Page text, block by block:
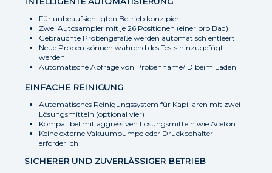
Für unbeaufsichtigten Betrieb konzipiert
Zwei Autosampler mit je 26 Positionen (einer pro Bad)
Gebrauchte Probengefäße werden automatisch entleert
Neue Proben können während des Tests hinzugefügt
werden
Automatische Abfrage von Probenname/ID beim Laden
EINFACHE REINIGUNG
Automatisches Reinigungssystem für Kapillaren mit zwei
Lösungsmitteln (optional vier)
Kompatibel mit aggressiven Lösungsmitteln wie Aceton
Keine externe Vakuumpumpe oder Druckbehälter
erforderlich
SICHERER UND ZUVERLÄSSIGER BETRIEB